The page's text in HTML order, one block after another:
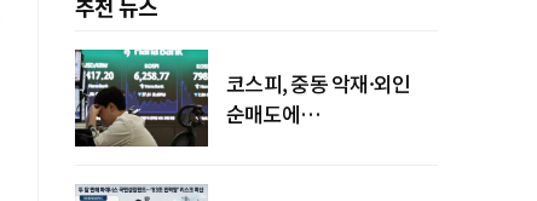
코스피, 중동 악재·외인
순매도에